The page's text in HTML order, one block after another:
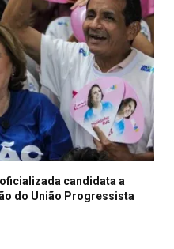
candidata a
do União Progressista